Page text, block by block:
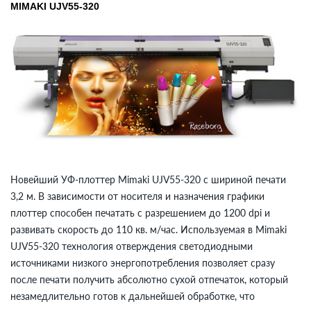
MIMAKI UJV55-320
Новейший УФ-плоттер Mimaki UJV55-320 с шириной печати
3,2 м. В зависимости от носителя и назначения графики
плоттер способен печатать с разрешением до 1200 dpi и
развивать скорость до 110 кв. м/час. Используемая в Mimaki
UJV55-320 технология отверждения светодиодными
источниками низкого энергопотребления позволяет сразу
после печати получить абсолютно сухой отпечаток, который
незамедлительно готов к дальнейшей обработке, что